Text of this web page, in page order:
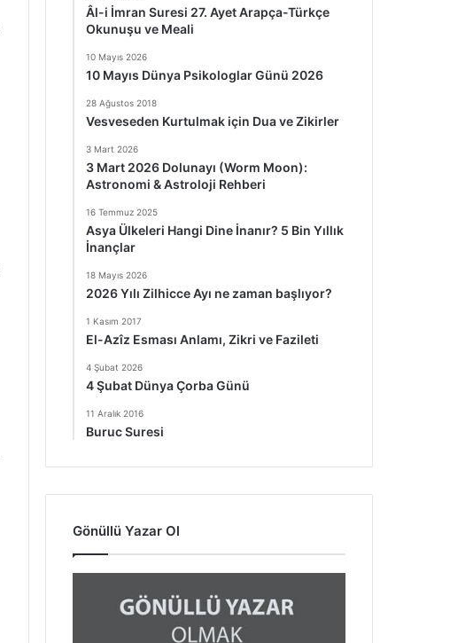
Âl-i İmran Suresi 27. Ayet Arapça-Türkçe
Okunuşu ve Meali
10 Mayıs 2026
10 Mayıs Dünya Psikologlar Günü 2026
28 Ağustos 2018
Vesveseden Kurtulmak için Dua ve Zikirler
3 Mart 2026
3 Mart 2026 Dolunayı (Worm Moon):
Astronomi & Astroloji Rehberi
16 Temmuz 2025
Asya Ülkeleri Hangi Dine İnanır? 5 Bin Yıllık
İnançlar
18 Mayıs 2026
2026 Yılı Zilhicce Ayı ne zaman başlıyor?
1 Kasım 2017
El-Azîz Esması Anlamı, Zikri ve Fazileti
4 Şubat 2026
4 Şubat Dünya Çorba Günü
11 Aralık 2016
Buruc Suresi
Gönüllü Yazar Ol